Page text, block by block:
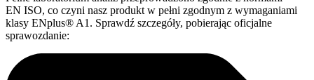
EN ISO, co czyni nasz produkt w pełni zgodnym z wymaganiami
klasy ENplus® A1. Sprawdź szczegóły, pobierając oficjalne
sprawozdanie: